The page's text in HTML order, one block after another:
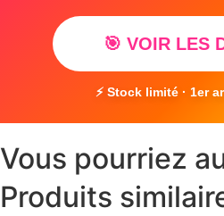
🎯 VOIR LES
⚡ Stock limité · 1er
Vous pourriez
Produits